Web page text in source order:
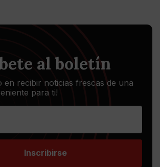
al boletín
en recibir noticias frescas de una
para ti!
Inscribirse